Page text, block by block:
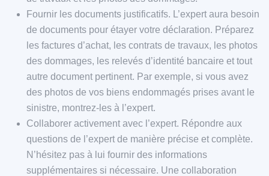
Fournir les documents justificatifs. L’expert aura besoin
de documents pour étayer votre déclaration. Préparez
les factures d’achat, les contrats de travaux, les photos
des dommages, les relevés d’identité bancaire et tout
autre document pertinent. Par exemple, si vous avez
des photos de vos biens endommagés prises avant le
sinistre, montrez-les à l’expert.
Collaborer activement avec l’expert. Répondre aux
questions de l’expert de manière précise et complète.
N’hésitez pas à lui fournir des informations
supplémentaires si nécessaire. Une collaboration